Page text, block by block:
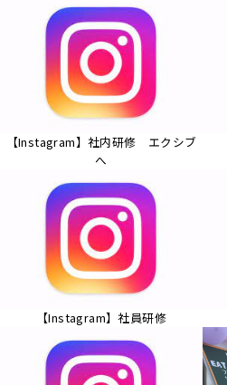
【Instagram】社内研修 エクシブ
へ
【Instagram】社員研修